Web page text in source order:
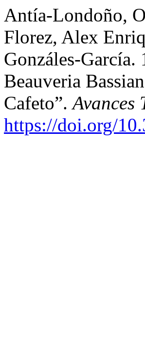
Antía-Londoño,
Florez, Alex
Gonzáles-
Beauveria
Cafeto”.Avances
https://doi.org/